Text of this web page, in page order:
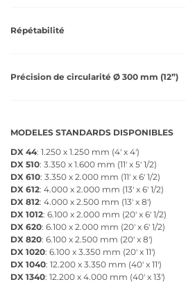
Répétabilité
Précision de circularité Ø 300 mm (12”)
MODELES STANDARDS DISPONIBLES
DX 44: 1.250 x 1.250 mm (4' x 4')
DX 510: 3.350 x 1.600 mm (11' x 5' 1/2)
DX 610: 3.350 x 2.000 mm (11' x 6' 1/2)
DX 612: 4.000 x 2.000 mm (13' x 6' 1/2)
DX 812: 4.000 x 2.500 mm (13' x 8')
DX 1012: 6.100 x 2.000 mm (20' x 6' 1/2)
DX 620: 6.100 x 2.000 mm (20' x 6' 1/2)
DX 820: 6.100 x 2.500 mm (20' x 8')
DX 1020: 6.100 x 3.350 mm (20' x 11')
DX 1040: 12.200 x 3.350 mm (40' x 11')
DX 1340: 12.200 x 4.000 mm (40' x 13')